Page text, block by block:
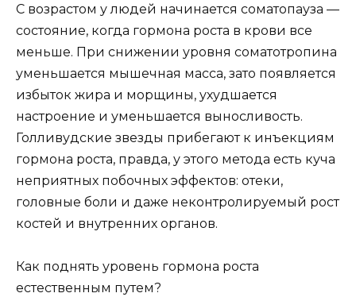
С возрастом у людей начинается соматопауза —
состояние, когда гормона роста в крови все
меньше. При снижении уровня соматотропина
уменьшается мышечная масса, зато появляется
избыток жира и морщины, ухудшается
настроение и уменьшается выносливость.
Голливудские звезды прибегают к инъекциям
гормона роста, правда, у этого метода есть куча
неприятных побочных эффектов: отеки,
головные боли и даже неконтролируемый рост
костей и внутренних органов.
Как поднять уровень гормона роста
естественным путем?